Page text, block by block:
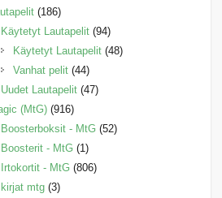
(186)
Käytetyt Lautapelit (94)
Käytetyt Lautapelit (48)
Vanhat pelit (44)
Uudet Lautapelit (47)
(MtG) (916)
Boosterboksit - MtG (52)
Boosterit - MtG (1)
Irtokortit - MtG (806)
kirjat mtg (3)